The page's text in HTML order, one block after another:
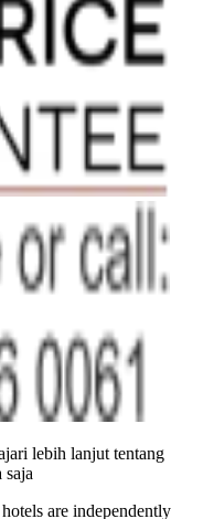
lebih lanjut tentang
saja
are independently